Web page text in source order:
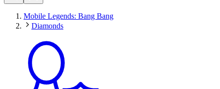
Mobile Legends: Bang Bang
Diamonds